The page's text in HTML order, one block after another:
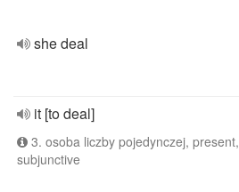
she deal
it [to deal]
3. osoba liczby pojedynczej, present,
subjunctive